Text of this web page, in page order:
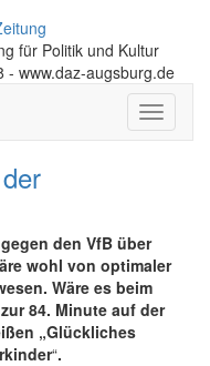
für Politik und Kultur
www.daz-augsburg.de
Toggle
den VfB über
wohl von optimaler
Wäre es beim
84. Minute auf der
„Glückliches
“.